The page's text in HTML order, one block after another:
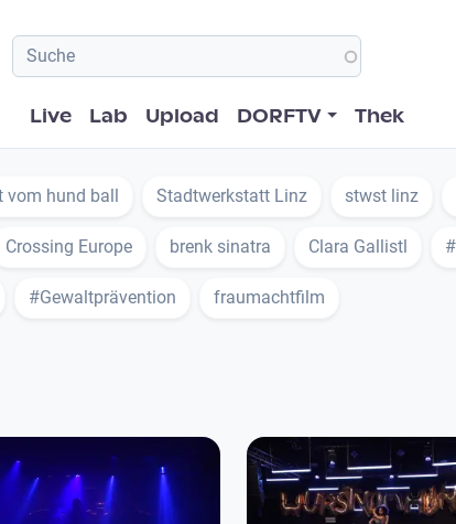
Hauptnavigation
Live Lab Upload DORFTV Thek
vom hund ball Stadtwerkstatt Linz stwst linz
Crossing Europe brenk sinatra Clara Gallistl
#Gewaltprävention fraumachtfilm